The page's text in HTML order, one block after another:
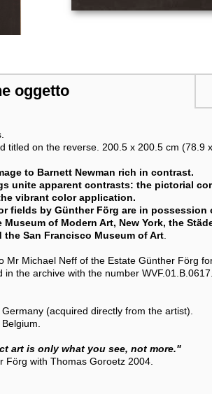
oggetto
titled on the reverse. 200.5 x 200.5 cm (78.9
to Barnett Newman rich in contrast.
unite apparent contrasts: the pictorial
vibrant color application.
fields by Günther Förg are in
Museum of Modern Art, New York, the
the San Francisco Museum of Art.
Mr Michael Neff of the Estate Günther Förg
in the archive with the number WVF.01.B.0617.
(acquired directly from the artist).
art is only what you see, not more."
Förg with Thomas Goroetz 2004.